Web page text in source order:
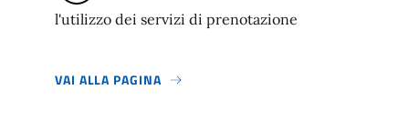
l'utilizzo dei servizi di prenotazione
VAI ALLA PAGINA